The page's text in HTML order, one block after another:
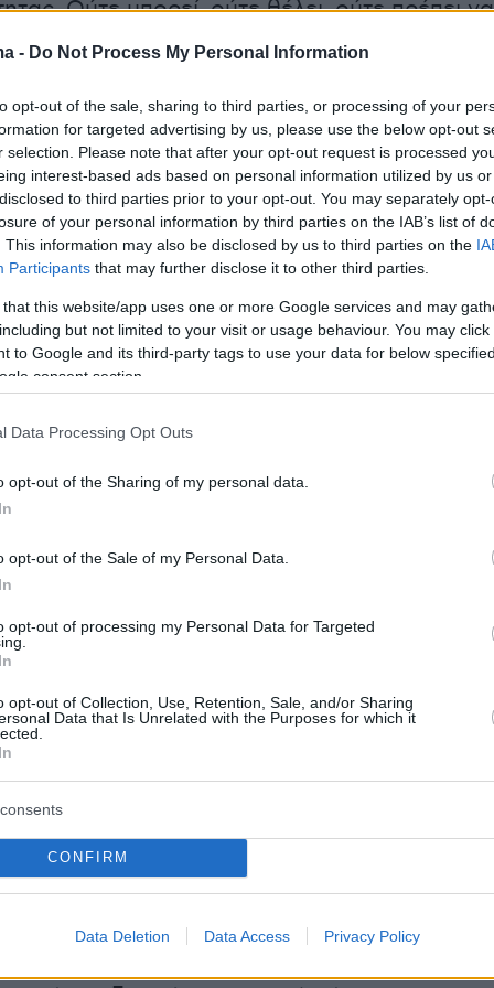
- Do Not Process My Personal Information
opt-out of the sale, sharing to third parties, or processing of your
for targeted advertising by us, please use the below opt-out
selection. Please note that after your opt-out request is processed
interest-based ads based on personal information utilized by us
to third parties prior to your opt-out. You may separately
of your personal information by third parties on the IAB’s list of
This information may also be disclosed by us to third parties on the
Participants that may further disclose it to other third parties.
that this website/app uses one or more Google services and may
but not limited to your visit or usage behaviour. You may
to Google and its third-party tags to use your data for below
consent section.
Data Processing Opt Outs
opt-out of the Sharing of my personal data.
opt-out of the Sale of my Personal Data.
opt-out of processing my Personal Data for Targeted
opt-out of Collection, Use, Retention, Sale, and/or Sharing
Data that Is Unrelated with the Purposes for which it
CONFIRM
Data Deletion Data Access Privacy Policy
Ούτε μπορεί, ούτε θέλει, ούτε πρέπει να
πολύ στις μεταγραφές του. Αντιθέτως,
για τον καινούριο κόουτς, ώστε
ενεργά στο χτίσιμο του
Παναθηναϊκού. Αλλωστε, εδώ που τα λέμε,
κάποιοι παίκτες, θα πρέπει να βρεθούν
θα φύγει ο Πελίστρι, ο Γεντβάι, ο
ή και ο Τσέριν; Και ποιος αλήθεια μπορεί να
του για το ότι ο νέος κόουτς θα
Μπορεί να του αρέσουν ως συμπληρωματικοί!
μεταγραφές σε άλλες θέσεις ή
παικτών…
δεδομένα δεν αλλάζουν. Ότι θα
οι Τζούρισιτς, Κώτσιρας με λήγοντα
θα φύγουν οι δανεικοί Σισοκό, Ερνάντεθ,
Ότι ο Παναθηναϊκός θέλει δυο ακραίους
έναν τερματοφύλακα και έναν στόπερ,
έναν χαφ και έναν εξτρέμ σε πρώτη φάση,
Όμως ο νέος προπονητής θα κληθεί να
πρόσωπα. Διότι η αλήθεια είναι πως το
γραμμή, στα άκρα της επίθεσης και για
των σέντερ φορ είναι θολό. Και αυτός που
ξεθολώσει είναι ο προπονητής, για να έχει
που θα ανταποκρίνεται όσο το δυνατόν
στο δικό του «θέλω».